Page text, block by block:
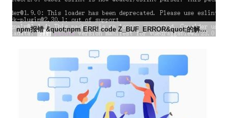
npm报错 &quot;npm ERR! code Z_BUF_ERROR&quot;的解决方案